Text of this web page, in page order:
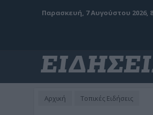
Παρασκευή, 7 Αυγούστου 2026,
Αρχική Τοπικές Ειδήσεις